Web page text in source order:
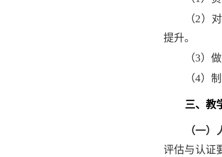
（2）
提升。
（3）
（4）
三、教
（一
评估与认证